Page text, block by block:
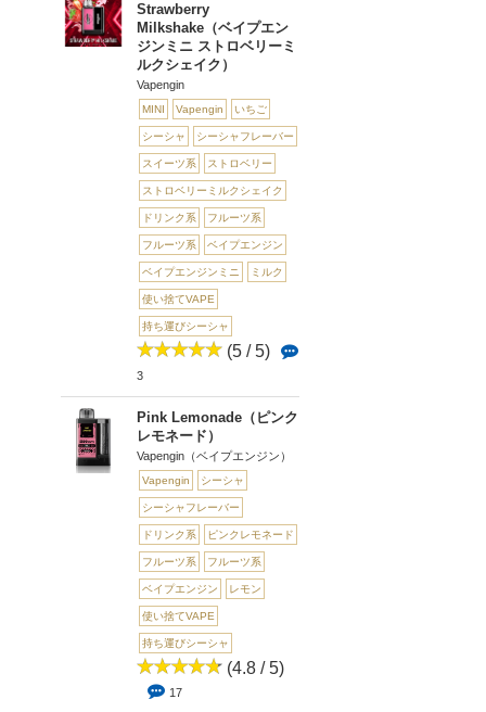
Strawberry
Milkshake（ベイプエン
ジンミニ ストロベリーミ
ルクシェイク）
Vapengin
MINI Vapengin いちご
シーシャ シーシャフレーバー
スイーツ系 ストロベリー
ストロベリーミルクシェイク
ドリンク系 フルーツ系
フルーツ系 ベイプエンジン
ベイプエンジンミニ ミルク
使い捨てVAPE
持ち運びシーシャ
(5 / 5)
3
Pink Lemonade（ピンク
レモネード）
Vapengin（ベイプエンジン）
Vapengin シーシャ
シーシャフレーバー
ドリンク系 ピンクレモネード
フルーツ系 フルーツ系
ベイプエンジン レモン
使い捨てVAPE
持ち運びシーシャ
(4.8 / 5)
17